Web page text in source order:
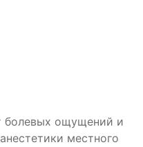
болевых ощущений и
местного